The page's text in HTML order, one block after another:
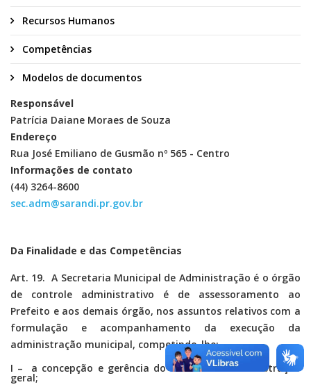
Recursos Humanos
Competências
Modelos de documentos
Responsável
Patrícia Daiane Moraes de Souza
Endereço
Rua José Emiliano de Gusmão nº 565 - Centro
Informações de contato
(44) 3264-8600
sec.adm@sarandi.pr.gov.br
Da Finalidade e das Competências
Art. 19. A Secretaria Municipal de Administração é o órgão
de controle administrativo é de assessoramento ao
Prefeito e aos demais órgão, nos assuntos relativos com a
formulação e acompanhamento da execução da
administração municipal, competindo-lhe:
I – a concepção e gerência do sistema de administração
geral;